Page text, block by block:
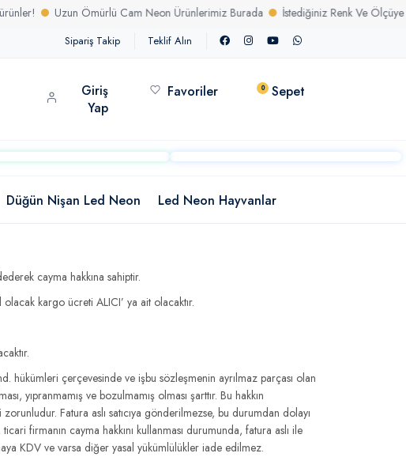
Uzun Ömürlü Cam Neon Ürünlerimiz Burada İstediğiniz Renk Ve Ölçüye
Sipariş Takip Teklif Alın
Giriş
Yap
Favoriler 0 Sepet
Düğün Nişan Led Neon Led Neon Hayvanlar
cayma hakkına sahiptir.
kargo ücreti ALICI’ ya ait olacaktır.
hükümleri çerçevesinde ve işbu sözleşmenin ayrılmaz parçası olan
yıpranmamış ve bozulmamış olması şarttır. Bu hakkın
Fatura aslı satıcıya gönderilmezse, bu durumdan dolayı
firmanın cayma hakkını kullanması durumunda, fatura aslı ile
KDV ve varsa diğer yasal yükümlülükler iade edilmez.